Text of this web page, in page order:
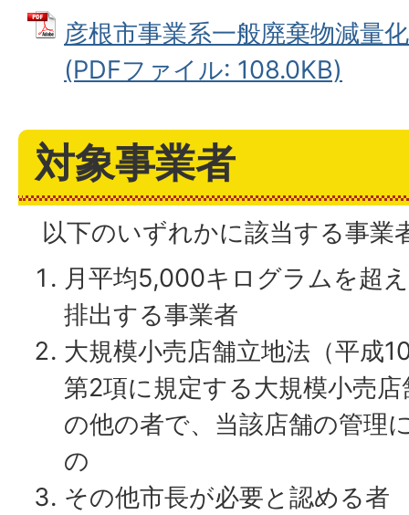
彦根市事業系一般廃棄物減量
(PDFファイル: 108.0KB)
対象事業者
以下のいずれかに該当する事業
月平均5,000キログラムを超
排出する事業者
大規模小売店舗立地法（平成
第2項に規定する大規模小売
の他の者で、当該店舗の管理
の
その他市長が必要と認める者